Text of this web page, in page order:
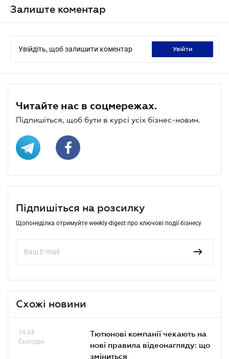
Залиште коментар
Увійдіть, щоб залишити коментар увійти
Читайте нас в соцмережах.
Підпишіться, щоб бути в курсі усіх бізнес-новин.
Підпишіться на розсилку
Щопонеділка отримуйте weekly-digest про ключові події бізнесу
Схожі новини
14.04
Сьогодні
Тютюнові компанії чекають на
нові правила відеонагляду: що
зміниться